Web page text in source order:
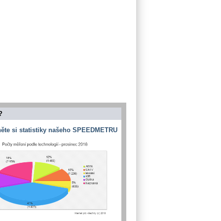
si statistiky našeho SPEEDMETRU